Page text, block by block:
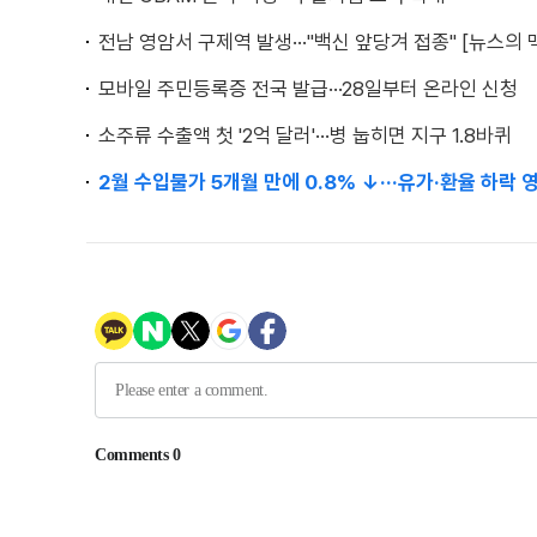
전남 영암서 구제역 발생···"백신 앞당겨 접종" [뉴스의
모바일 주민등록증 전국 발급···28일부터 온라인 신청
소주류 수출액 첫 '2억 달러'···병 눕히면 지구 1.8바퀴
2월 수입물가 5개월 만에 0.8% ↓···유가·환율 하락